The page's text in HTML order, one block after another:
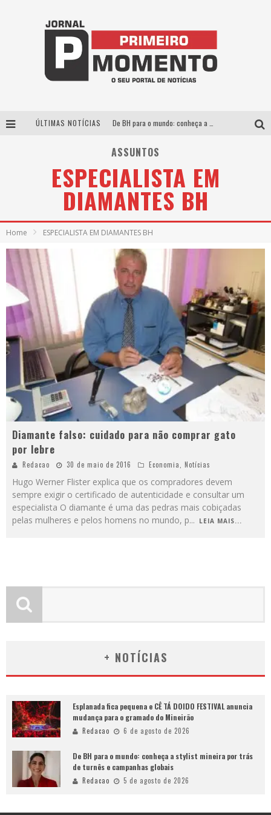
ÚLTIMAS NOTÍCIAS
Exposição “Habitante – Registros de um Bolinho pela Cidade”, de Raquel Bolinho, ocupa a PQNA Galeria Pedro Moraleida, no Palácio das Artes
ASSUNTOS
ESPECIALISTA EM
DIAMANTES BH
Home ESPECIALISTA EM DIAMANTES BH
Diamante falso: cuidado para não comprar gato
por lebre
Redacao 30 de maio de 2016 Economia, Notícias
Hugo Werner Flister explica que os compradores devem
sempre exigir o certificado de autenticidade e consultar um
especialista O diamante é uma das pedras mais cobiçadas
pelas mulheres e pelos homens no mundo, p... LEIA MAIS...
+ NOTÍCIAS
Esplanada fica pequena e CÊ TÁ DOIDO FESTIVAL anuncia
mudança para o gramado do Mineirão
Redacao 6 de agosto de 2026
De BH para o mundo: conheça a stylist mineira por trás
de turnês e campanhas globais
Redacao 5 de agosto de 2026